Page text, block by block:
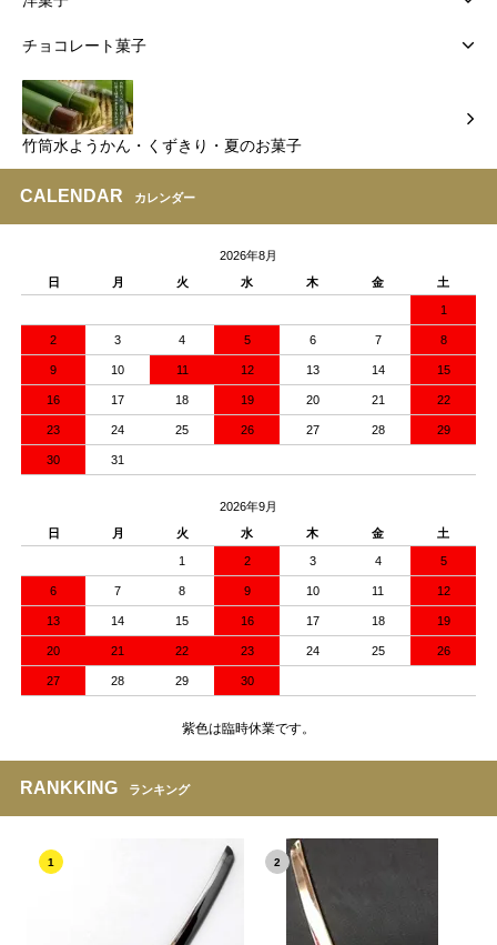
チョコレート菓子
竹筒水ようかん・くずきり・夏のお菓子
CALENDAR カレンダー
2026年8月
日
月 火 水 木 金 土
1
2 3 4 5 6 7 8
9 10 11 12 13 14 15
16 17 18 19 20 21 22
23 24 25 26 27 28 29
30 31
2026年9月
日
月 火 水 木 金 土
1 2 3 4 5
6 7 8 9 10 11 12
13 14 15 16 17 18 19
20 21 22 23 24 25 26
27 28 29 30
紫色は臨時休業です。
RANKKING ランキング
1 2